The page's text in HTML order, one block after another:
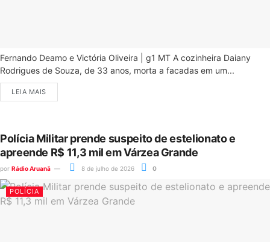
Fernando Deamo e Victória Oliveira | g1 MT A cozinheira Daiany
Rodrigues de Souza, de 33 anos, morta a facadas em um...
LEIA MAIS
Polícia Militar prende suspeito de estelionato e
apreende R$ 11,3 mil em Várzea Grande
por Rádio Aruanã 8 de julho de 2026 0
POLÍCIA